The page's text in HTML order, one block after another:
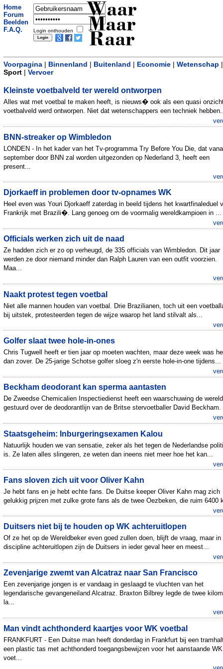
Home
Forum
Beelden
F.A.Q.
Login onthouden
Waar
Maar
Raar
Voorpagina | Binnenland | Buitenland | Economie | Wetenschap |
Sport | Vervoer
Kleinste voetbalveld ter wereld ontworpen
Alles wat met voetbal te maken heeft, is nieuws� ook als een quasi
voetbalveld werd ontworpen. Niet dat wetenschappers een techniek
BNN-streaker op Wimbledon
LONDEN - In het kader van het Tv-programma Try Before You Die, dat
september door BNN zal worden uitgezonden op Nederland 3, heeft een
present...
Djorkaeff in problemen door tv-opnames WK
Heel even was Youri Djorkaeff zaterdag in beeld tijdens het kwartfinaleduel
Frankrijk met Brazili�. Lang genoeg om de voormalig wereldkampioen in ...
Officials werken zich uit de naad
Ze hadden zich er zo op verheugd, de 335 officials van Wimbledon. Dit jaar
werden ze door niemand minder dan Ralph Lauren van een outfit voorzien.
Maa...
Naakt protest tegen voetbal
Niet alle mannen houden van voetbal. Drie Brazilianen, toch uit een
bij uitstek, protesteerden tegen de wijze waarop het land stilvalt als...
Golfer slaat twee hole-in-ones
Chris Tugwell heeft er tien jaar op moeten wachten, maar deze week was
dan zover. De 25-jarige Schotse golfer sloeg z'n eerste hole-in-one tijdens...
Beckham deodorant kan sperma aantasten
De Zweedse Chemicalien Inspectiedienst heeft een waarschuwing de
gestuurd over de deodorantlijn van de Britse stervoetballer David Beckham.
Staatsgeheim: Inburgeringsexamen Kalou
Natuurlijk houden we van sensatie, zeker als het tegen de Nederlandse
is. Ze laten alles slingeren, ze weten dan ineens niet meer hoe het kan...
Fans sloven zich uit voor Oliver Kahn
Je hebt fans en je hebt echte fans. De Duitse keeper Oliver Kahn mag zich
gelukkig prijzen met zulke grote fans als de twee Oezbeken, die ruim 6400
Duitsers niet bij te houden op WK achteruitlopen
Of ze het op de Wereldbeker even goed zullen doen, blijft de vraag, maar in
discipline achteruitlopen zijn de Duitsers in ieder geval heer en meest...
Zevenjarige zwemt van Alcatraz naar San Francisco
Een zevenjarige jongen is er vandaag in geslaagd te vluchten van het
legendarische gevangeneiland Alcatraz. Braxton Bilbrey legde de twee
la...
Man vindt achthonderd kaartjes voor WK voetbal
FRANKFURT - Een Duitse man heeft donderdag in Frankfurt bij een
een plastic tas met achthonderd toegangsbewijzen voor het aanstaande WK
voet...